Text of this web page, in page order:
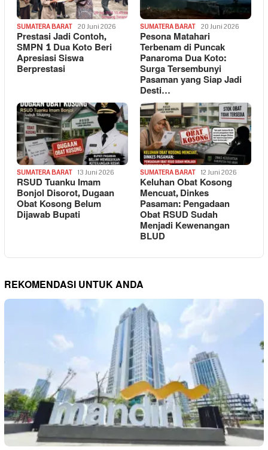
SUMATERA BARAT 20 Juni 2026
Prestasi Jadi Contoh,
SMPN 1 Dua Koto Beri
Apresiasi Siswa
Berprestasi
SUMATERA BARAT 20 Juni 2026
Pesona Matahari
Terbenam di Puncak
Panaroma Dua Koto:
Surga Tersembunyi
Pasaman yang Siap Jadi
Desti…
SUMATERA BARAT 13 Juni 2026
RSUD Tuanku Imam
Bonjol Disorot, Dugaan
Obat Kosong Belum
Dijawab Bupati
SUMATERA BARAT 12 Juni 2026
Keluhan Obat Kosong
Mencuat, Dinkes
Pasaman: Pengadaan
Obat RSUD Sudah
Menjadi Kewenangan
BLUD
REKOMENDASI UNTUK ANDA